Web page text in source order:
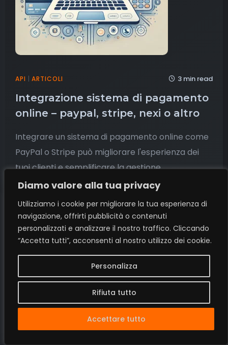
Diamo valore alla tua privacy
Utilizziamo i cookie per migliorare la tua esperienza di
navigazione, offrirti pubblicità o contenuti
personalizzati e analizzare il nostro traffico. Cliccando
“Accetta tutti”, acconsenti al nostro utilizzo dei cookie.
Personalizza
Rifiuta tutto
Accettare tutto
API | ARTICOLI 3 min read
Integrazione sistema di pagamento
online – paypal, stripe, nexi o altro
Integrare un sistema di pagamento online come
PayPal o Stripe può migliorare l'esperienza dei
tuoi clienti e semplificare la gestione
SCRIVIMI O CHIAMAMI
Contattami Adesso